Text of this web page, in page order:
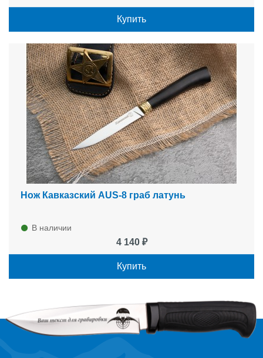
Купить
Нож Кавказский AUS-8 граб латунь
В наличии
4 140 ₽
Купить